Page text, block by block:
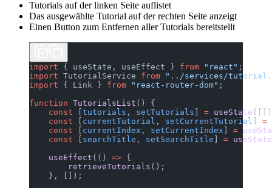
Tutorials auf der linken Seite auflistet
Das ausgewählte Tutorial auf der rechten Seite anzeigt
Einen Button zum Entfernen aller Tutorials bereitstellt
import { useState, useEffect } from "react" ;
import TutorialService from "../services/
import { Link } from "react-router-dom" ;
function TutorialsList () {
    const
tutorials , setTutorials = useState
    const
currentTutorial , setCurrentTutorial =
    const
currentIndex , setCurrentIndex =
    const
searchTitle , setSearchTitle = useState
    useEffect
(() => {
        retrieveTutorials
();
    }, []);